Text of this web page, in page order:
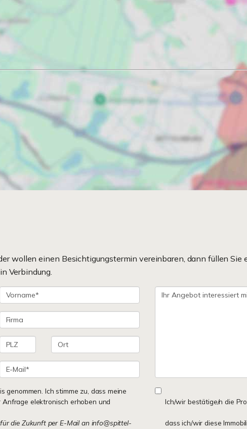
wollen einen Besichtigungstermin vereinbaren, dann füllen
Verbindung.
genommen. Ich stimme zu, dass meine
elektronisch erhoben und
die Zukunft per E-Mail an info@spittel-
Ich/wir bestätige/n die
dass ich/wir diese